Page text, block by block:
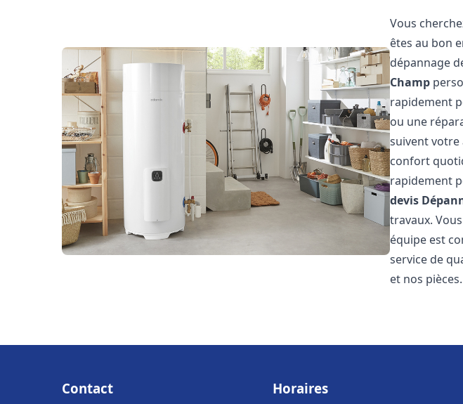
Vous
êtes au bon
dépannage
Champ
rapidement
ou une
suivent votre
confort
rapidement
devis
travaux.
équipe est
service de
et nos
Contact Horaires